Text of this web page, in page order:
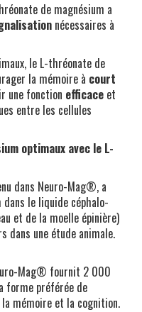
de magnésium a
nécessaires à
le L-thréonate de
la mémoire à court
une fonction efficace et
entre les cellules
optimaux avec le L-
dans Neuro-Mag®, a
dans le liquide céphalo-
et de la moelle épinière)
dans une étude animale.
Mag® fournit 2 000
forme préférée de
mémoire et la cognition.